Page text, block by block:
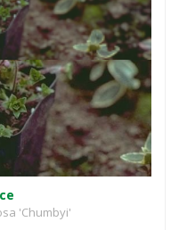
'Chumbyi'